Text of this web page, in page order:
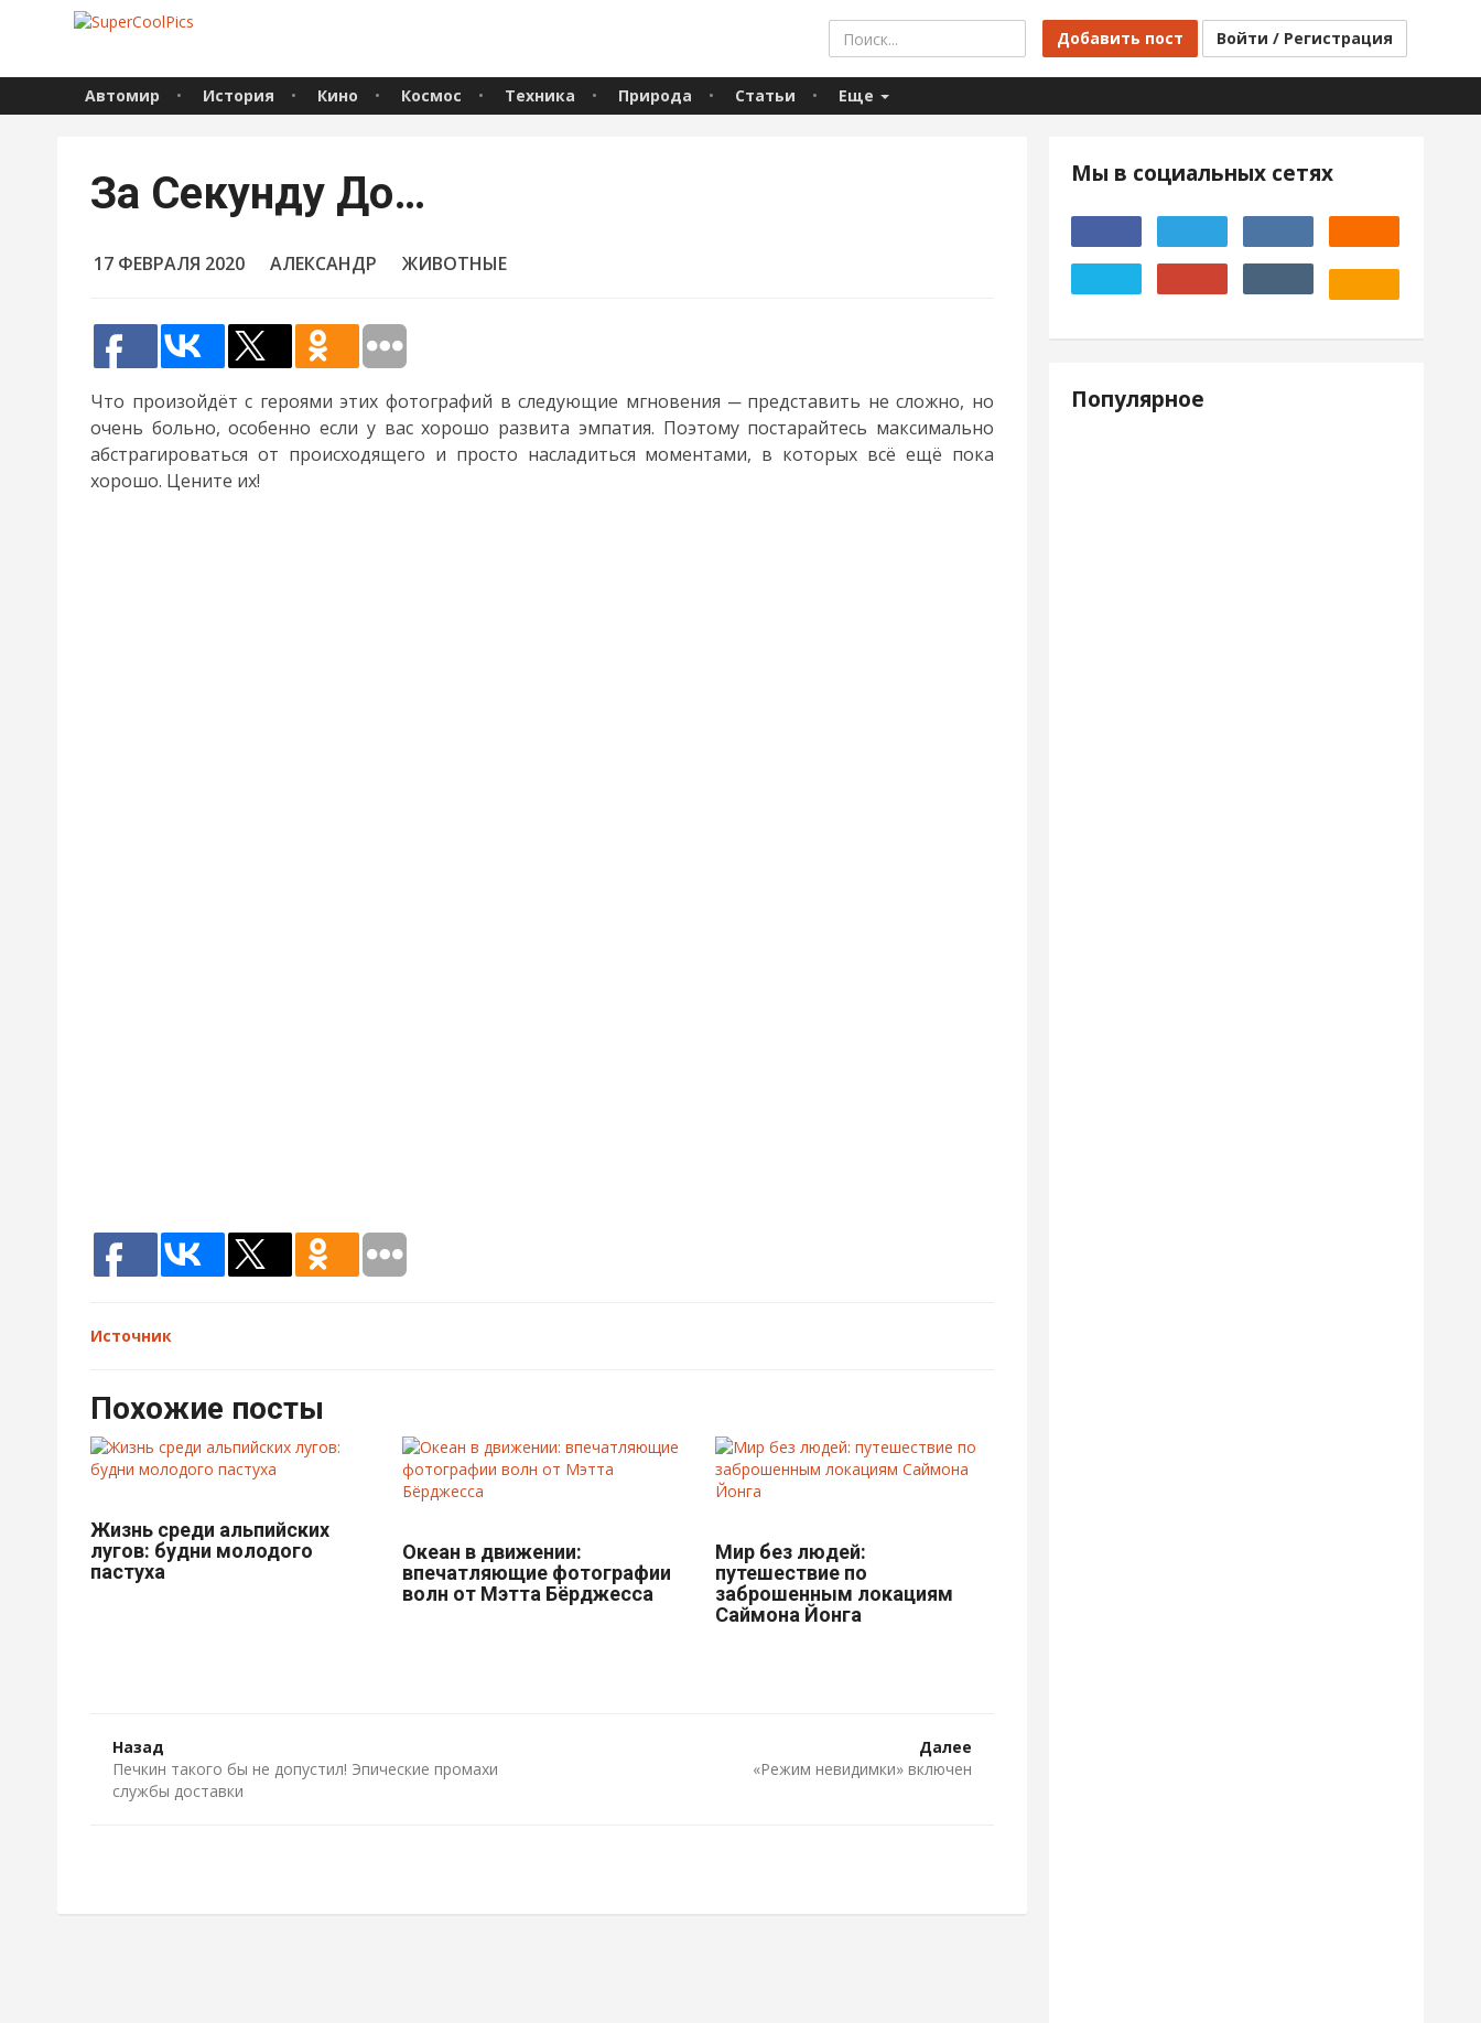
Добавить пост Войти / Регистрация
Автомир История Кино Космос Техника Природа Статьи Еще
За Секунду До…
17 ФЕВРАЛЯ 2020 АЛЕКСАНДР ЖИВОТНЫЕ
Что произойдёт с героями этих фотографий в следующие мгновения ─ представить не сложно, но
очень больно, особенно если у вас хорошо развита эмпатия. Поэтому постарайтесь максимально
абстрагироваться от происходящего и просто насладиться моментами, в которых всё ещё пока
хорошо. Цените их!
Источник
Похожие посты
Жизнь среди альпийских
лугов: будни молодого
пастуха
Океан в движении:
впечатляющие фотографии
волн от Мэтта Бёрджесса
Мир без людей:
путешествие по
заброшенным локациям
Саймона Йонга
Назад
Печкин такого бы не допустил! Эпические промахи
службы доставки
Далее
«Режим невидимки» включен
Мы в социальных сетях
Популярное